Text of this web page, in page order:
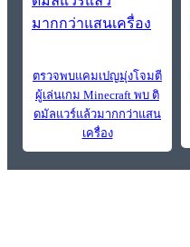
ตรวจพบแคมเปญมุ่งโจมตี
ผู้เล่นเกม Minecraft พบ ติ
ดมัลแวร์แล้วมากกว่าแสน
เครื่อง